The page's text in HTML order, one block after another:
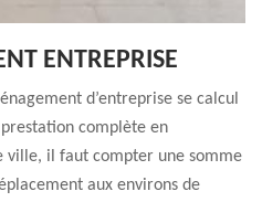
ENTREPRISE
d’entreprise se calcul
complète en
ville, il faut compter une somme
aux environs de